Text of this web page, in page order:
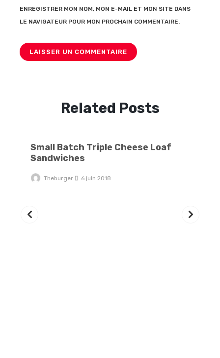
ENREGISTRER MON NOM, MON E-MAIL ET MON SITE DANS
LE NAVIGATEUR POUR MON PROCHAIN COMMENTAIRE.
Related Posts
Small Batch Triple Cheese Loaf
Sandwiches
Theburger 6 juin 2018